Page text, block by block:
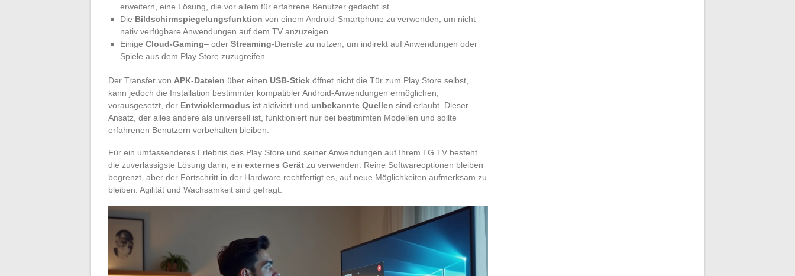
erweitern, eine Lösung, die vor allem für erfahrene Benutzer gedacht ist.
Die Bildschirmspiegelungsfunktion von einem Android-Smartphone zu verwenden, um nicht
nativ verfügbare Anwendungen auf dem TV anzuzeigen.
Einige Cloud-Gaming– oder Streaming-Dienste zu nutzen, um indirekt auf Anwendungen oder
Spiele aus dem Play Store zuzugreifen.
Der Transfer von APK-Dateien über einen USB-Stick öffnet nicht die Tür zum Play Store selbst,
kann jedoch die Installation bestimmter kompatibler Android-Anwendungen ermöglichen,
vorausgesetzt, der Entwicklermodus ist aktiviert und unbekannte Quellen sind erlaubt. Dieser
Ansatz, der alles andere als universell ist, funktioniert nur bei bestimmten Modellen und sollte
erfahrenen Benutzern vorbehalten bleiben.
Für ein umfassenderes Erlebnis des Play Store und seiner Anwendungen auf Ihrem LG TV besteht
die zuverlässigste Lösung darin, ein externes Gerät zu verwenden. Reine Softwareoptionen bleiben
begrenzt, aber der Fortschritt in der Hardware rechtfertigt es, auf neue Möglichkeiten aufmerksam zu
bleiben. Agilität und Wachsamkeit sind gefragt.